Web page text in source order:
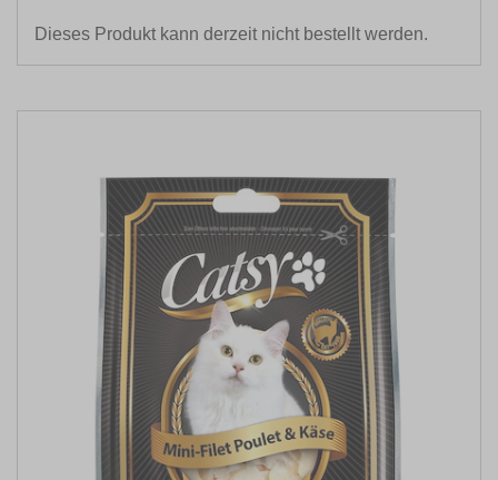
Dieses Produkt kann derzeit nicht bestellt werden.